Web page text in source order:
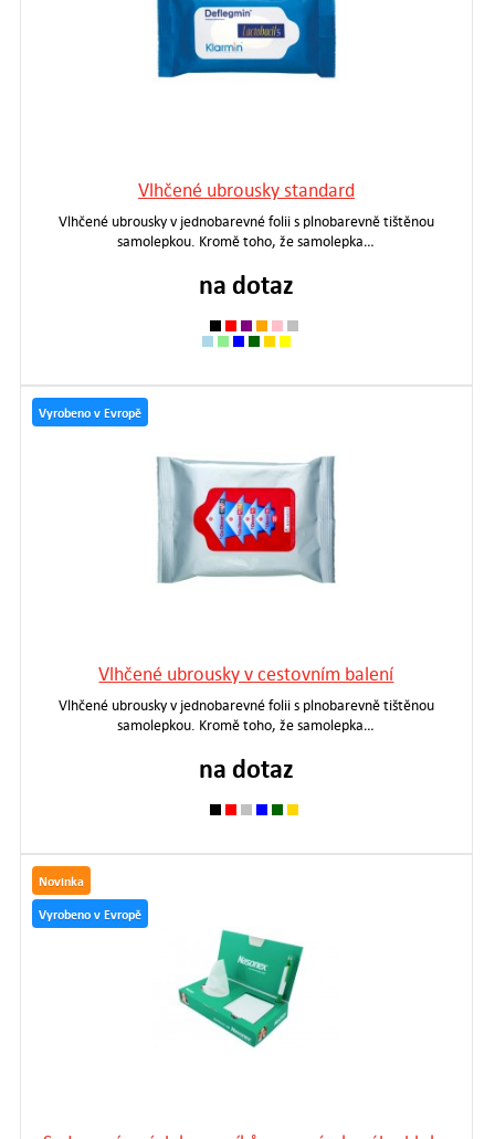
Vlhčené ubrousky standard
Vlhčené ubrousky v jednobarevné folii s plnobarevně tištěnou
samolepkou. Kromě toho, že samolepka…
na dotaz
Vyrobeno v Evropě
Vlhčené ubrousky v cestovním balení
Vlhčené ubrousky v jednobarevné folii s plnobarevně tištěnou
samolepkou. Kromě toho, že samolepka…
na dotaz
Novinka
Vyrobeno v Evropě